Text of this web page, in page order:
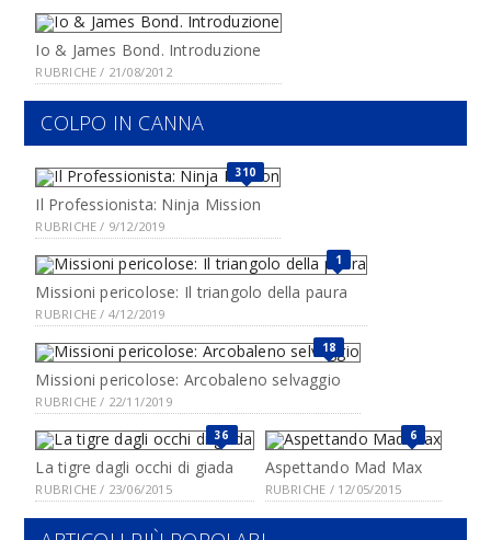
Io & James Bond. Introduzione
RUBRICHE / 21/08/2012
COLPO IN CANNA
310
Il Professionista: Ninja Mission
RUBRICHE / 9/12/2019
1
Missioni pericolose: Il triangolo della paura
RUBRICHE / 4/12/2019
18
Missioni pericolose: Arcobaleno selvaggio
RUBRICHE / 22/11/2019
36
La tigre dagli occhi di giada
RUBRICHE / 23/06/2015
6
Aspettando Mad Max
RUBRICHE / 12/05/2015